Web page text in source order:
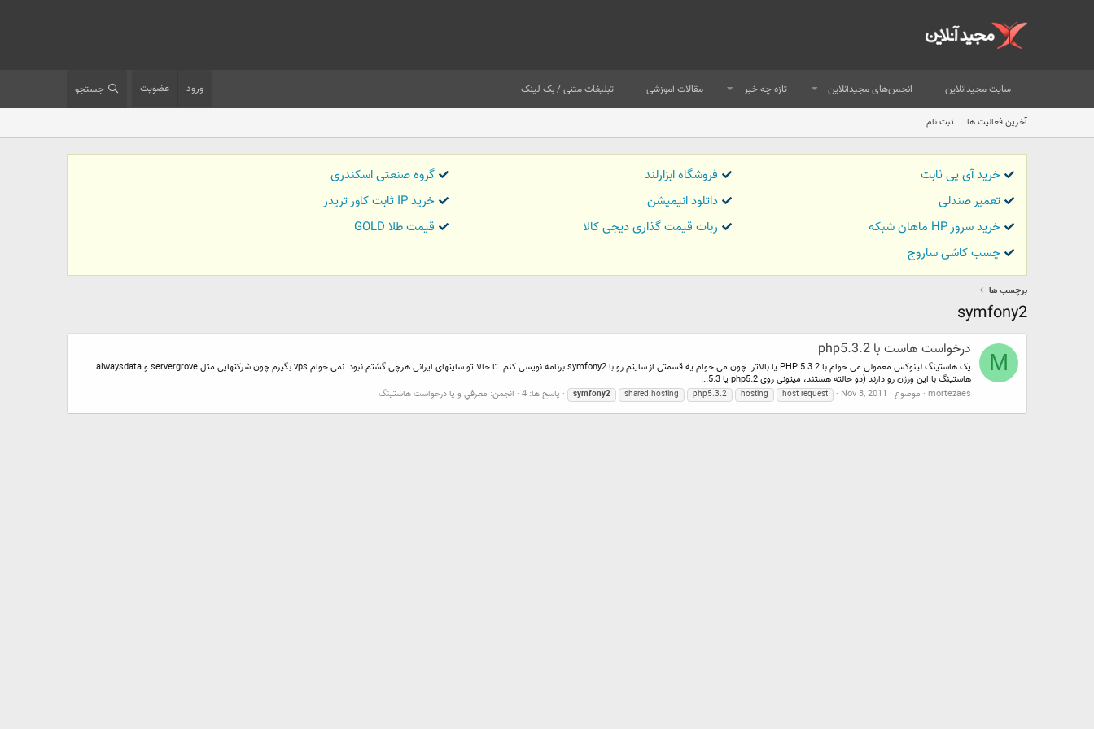
سایت مجیدآنلاین انجمن‌های مجیدآنلاین تازه چه خبر مقالات آموزشی تبلیغات متنی / بک لینک ورود عضویت جستجو
آخرین فعالیت ها ثبت نام
خرید آی پی ثابت فروشگاه ابزارلند
گروه صنعتی اسکندری
تعمیر صندلی
داتلود انیمیشن
خرید IP ثابت کاور تریدر
خرید سرور HP ماهان شبکه
ربات قیمت گذاری دیجی کالا
قیمت طلا GOLD
چسب کاشی ساروج
برچسب ها
symfony2
M
درخواست هاست با php5.3.2
یک هاستینگ لینوکس معمولی می خوام با PHP 5.3.2 یا بالاتر. چون می خوام یه قسمتی از سایتم رو با symfony2 برنامه نویسی کنم. تا حالا تو سایتهای ایرانی هرچی گشتم نبود. نمی خوام vps بگیرم چون شرکتهایی مثل servergrove و alwaysdata
هاستینگ با این ورژن رو دارند (دو حالته هستند، میتونی روی php5.2 یا 5.3...
mortezaes موضوع Nov 3, 2011
host request
hosting
php5.3.2
shared hosting
symfony2 پاسخ ها: 4 انجمن: معرفي و يا درخواست هاستينگ